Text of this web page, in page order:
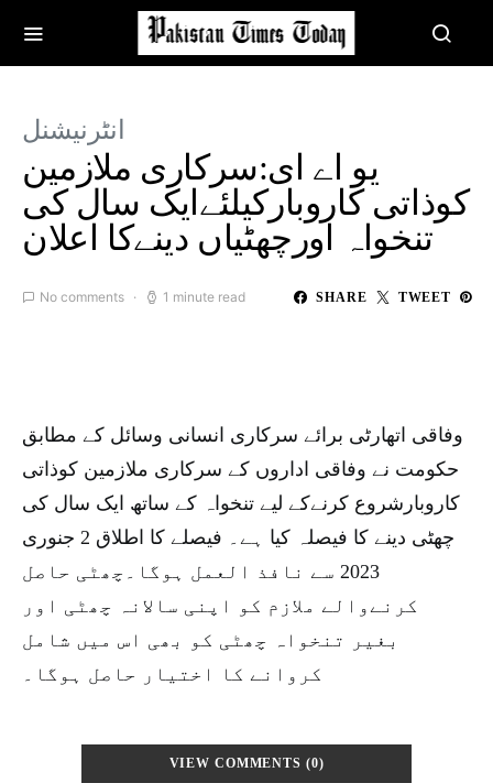
انٹرنیشنل
یو اے ای:سرکاری ملازمین
کوذاتی کاروبارکیلئےایک سال کی
تنخواہ اورچھٹیاں دینےکا اعلان
No comments 1 minute read SHARE TWEET
وفاقی اتھارٹی برائے سرکاری انسانی وسائل کے مطابق
حکومت نے وفاقی اداروں کے سرکاری ملازمین کوذاتی
کاروبارشروع کرنےکے لیے تنخواہ کے ساتھ ایک سال کی
چھٹی دینے کا فیصلہ کیا ہے۔ فیصلے کا اطلاق 2 جنوری
2023 سے نافذ العمل ہوگا۔چھٹی حاصل
کرنےوالے ملازم کو اپنی سالانہ چھٹی اور
بغیر تنخواہ چھٹی کو بھی اس میں شامل
کروانے کا اختیار حاصل ہوگا۔
VIEW COMMENTS (0)